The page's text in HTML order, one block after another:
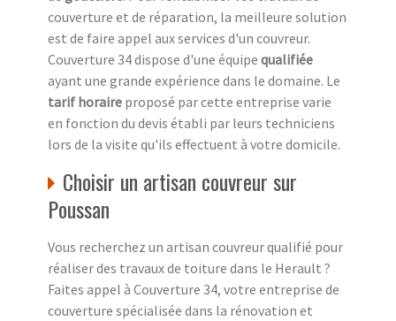
couverture et de réparation, la meilleure solution
est de faire appel aux services d'un couvreur.
Couverture 34 dispose d'une équipe qualifiée
ayant une grande expérience dans le domaine. Le
tarif horaire proposé par cette entreprise varie
en fonction du devis établi par leurs techniciens
lors de la visite qu'ils effectuent à votre domicile.
Choisir un artisan couvreur sur
Poussan
Vous recherchez un artisan couvreur qualifié pour
réaliser des travaux de toiture dans le Herault ?
Faites appel à Couverture 34, votre entreprise de
couverture spécialisée dans la rénovation et